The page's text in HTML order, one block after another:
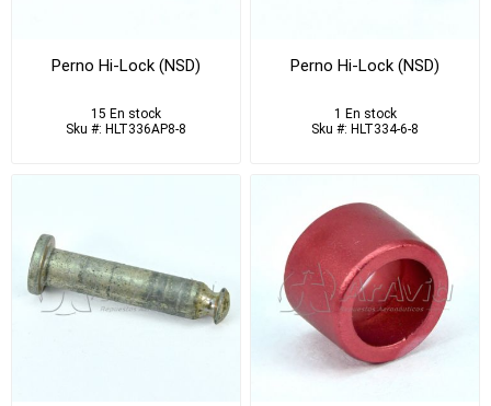
Perno Hi-Lock (NSD)
15 En stock
Sku #: HLT336AP8-8
Perno Hi-Lock (NSD)
1 En stock
Sku #: HLT334-6-8